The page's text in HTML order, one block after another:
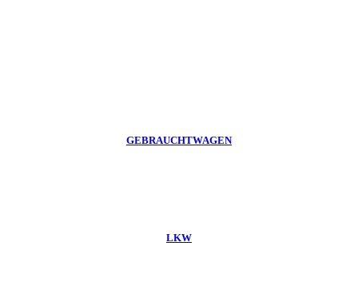
GEBRAUCHTWAGEN
LKW